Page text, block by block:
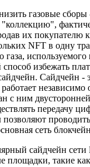
газовые сборы
"коллекцию",
их покупателю
NFT в одну
газа, используемого
избежать
Сайдчейн -
независимо
с ним
передачу
сеть
сайдчейн сети
площадки, такие